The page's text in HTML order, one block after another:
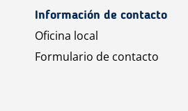
Información de contacto
Oficina local
Formulario de contacto